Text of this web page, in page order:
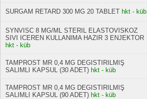
SURGAM RETARD 300 MG 20 TABLET hkt - küb
SYNVISC 8 MG/ML STERIL ELASTOVISKOZ
SIVI ICEREN KULLANIMA HAZIR 3 ENJEKTOR
hkt - küb
TAMPROST MR 0,4 MG DEGISTIRILMIŞ
SALIMLI KAPSUL (30 ADET) hkt - küb
TAMPROST MR 0,4 MG DEGISTIRILMIŞ
SALIMLI KAPSUL (90 ADET) hkt - küb